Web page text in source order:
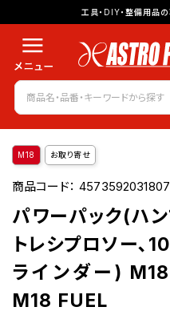
工具・DIY・整備用品
M18 お取り寄せ
商品コード：4573592031807
パワーパック(ハ
トレシプロソー､
ラインダー)
M18 FUEL